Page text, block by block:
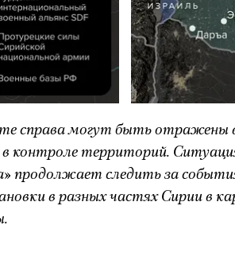
справа могут быть отражены
в контроле территорий.
продолжает следить за
в разных частях Сирии в